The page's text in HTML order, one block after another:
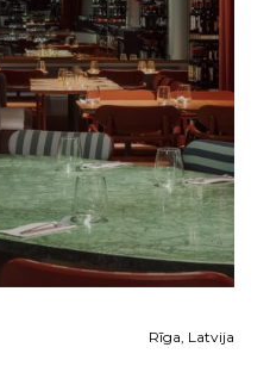
Rīga, Latvija